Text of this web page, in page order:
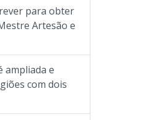
para obter
Artesão e
ampliada e
com dois